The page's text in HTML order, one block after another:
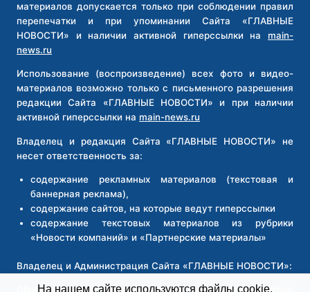
материалов допускается только при соблюдении правил
перепечатки и при упоминании Сайта «ГЛАВНЫЕ
НОВОСТИ» и наличии активной гиперссылки на main-
news.ru
Использование (воспроизведение) всех фото и видео-
материалов возможно только с письменного разрешения
редакции Сайта «ГЛАВНЫЕ НОВОСТИ» и при наличии
активной гиперссылки на main-news.ru
Владелец и редакция Сайта «ГЛАВНЫЕ НОВОСТИ» не
несет ответственность за:
содержание рекламных материалов (текстовая и
баннерная реклама),
содержание сайтов, на которые ведут гиперссылки
содержание текстовых материалов из рубрики
«Новости компаний» и «Партнерские материалы»
Владелец и Администрация Сайта «ГЛАВНЫЕ НОВОСТИ»:
Общество с ограниченной ответственностью
На нашем сайте используются файлы cookie.